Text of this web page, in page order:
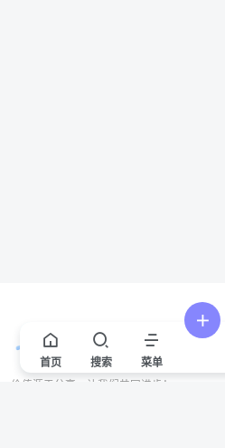
首页 搜索 菜单
价值源于分享，让我们共同进步！